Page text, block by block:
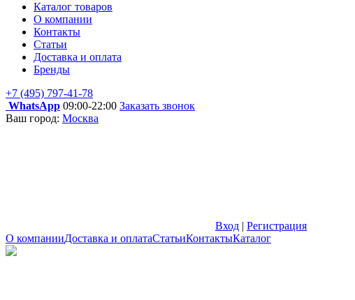
Каталог товаров
О компании
Контакты
Статьи
Доставка и оплата
Бренды
+7 (495) 797-41-78
WhatsApp 09:00-22:00 Заказать звонок
Ваш город: Москва
Вход | Регистрация
О компанииДоставка и оплатаСтатьиКонтактыКаталог